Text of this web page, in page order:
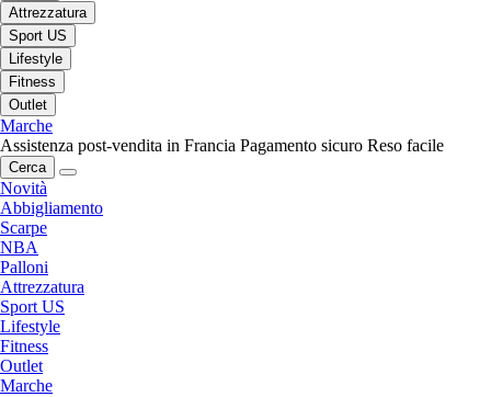
Attrezzatura
Sport US
Lifestyle
Fitness
Outlet
Marche
Assistenza post-vendita in Francia Pagamento sicuro Reso facile
Cerca
Novità
Abbigliamento
Scarpe
NBA
Palloni
Attrezzatura
Sport US
Lifestyle
Fitness
Outlet
Marche